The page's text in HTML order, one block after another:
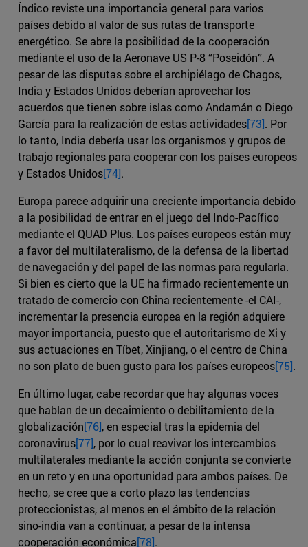
Índico reviste una importancia general para varios
países debido al valor de sus rutas de transporte
energético. Se abre la posibilidad de la cooperación
mediante el uso de la Aeronave US P-8 “Poseidón”. A
pesar de las disputas sobre el archipiélago de Chagos,
India y Estados Unidos deberían aprovechar los
acuerdos que tienen sobre islas como Andamán o Diego
García para la realización de estas actividades[73]. Por
lo tanto, India debería usar los organismos y grupos de
trabajo regionales para cooperar con los países europeos
y Estados Unidos[74].
Europa parece adquirir una creciente importancia debido
a la posibilidad de entrar en el juego del Indo-Pacífico
mediante el QUAD Plus. Los países europeos están muy
a favor del multilateralismo, de la defensa de la libertad
de navegación y del papel de las normas para regularla.
Si bien es cierto que la UE ha firmado recientemente un
tratado de comercio con China recientemente -el CAI-,
incrementar la presencia europea en la región adquiere
mayor importancia, puesto que el autoritarismo de Xi y
sus actuaciones en Tíbet, Xinjiang, o el centro de China
no son plato de buen gusto para los países europeos[75].
En último lugar, cabe recordar que hay algunas voces
que hablan de un decaimiento o debilitamiento de la
globalización[76], en especial tras la epidemia del
coronavirus[77], por lo cual reavivar los intercambios
multilaterales mediante la acción conjunta se convierte
en un reto y en una oportunidad para ambos países. De
hecho, se cree que a corto plazo las tendencias
proteccionistas, al menos en el ámbito de la relación
sino-india van a continuar, a pesar de la intensa
cooperación económica[78].